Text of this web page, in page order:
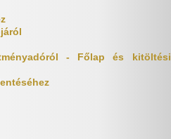
- Főlap és kitöltési